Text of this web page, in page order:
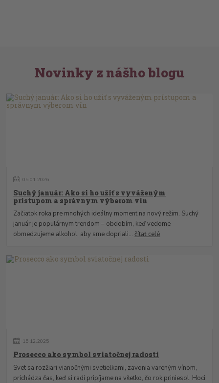
Novinky z nášho blogu
05.01.2026
Suchý január: Ako si ho užiť s vyváženým
prístupom a správnym výberom vín
Začiatok roka pre mnohých ideálny moment na nový režim. Suchý
január je populárnym trendom – obdobím, keď vedome
obmedzujeme alkohol, aby sme dopriali...čítať celé
15. 12.2025
Prosecco ako symbol sviatočnej radosti
Svet sa rozžiari vianočnými svetielkami, zavonia vareným vínom,
prichádza čas, keď si radi pripíjame na všetko, čo rok priniesol. Hoci